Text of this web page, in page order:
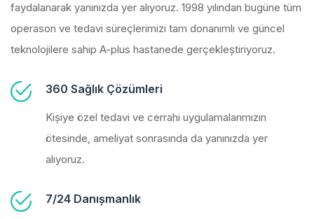
faydalanarak yanınızda yer alıyoruz. 1998 yılından bugüne tüm
operason ve tedavi süreçlerimizi tam donanımlı ve güncel
teknolojilere sahip A-plus hastanede gerçekleştiriyoruz.
360 Sağlık Çözümleri
Kişiye özel tedavi ve cerrahi uygulamalarımızın
ötesinde, ameliyat sonrasında da yanınızda yer
alıyoruz.
7/24 Danışmanlık